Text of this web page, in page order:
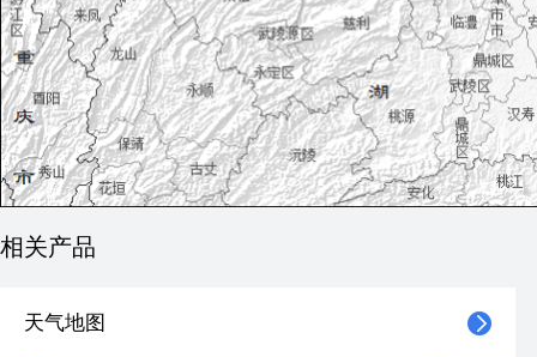
相关产品
天气地图